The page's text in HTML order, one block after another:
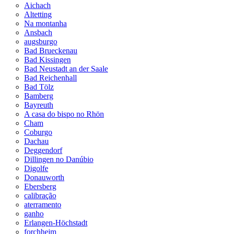
Aichach
Altetting
Na montanha
Ansbach
augsburgo
Bad Brueckenau
Bad Kissingen
Bad Neustadt an der Saale
Bad Reichenhall
Bad Tölz
Bamberg
Bayreuth
A casa do bispo no Rhön
Cham
Coburgo
Dachau
Deggendorf
Dillingen no Danúbio
Digolfe
Donauworth
Ebersberg
calibração
aterramento
ganho
Erlangen-Höchstadt
forchheim